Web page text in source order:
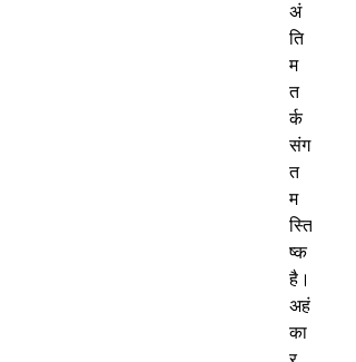
अं
ति
म
त
र्क
संग
त
म
स्ति
ष्क
है।
अहं
का